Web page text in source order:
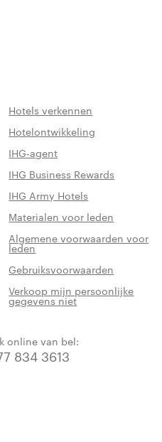
Hotels verkennen
Hotelontwikkeling
IHG-agent
IHG Business Rewards
IHG Army Hotels
Materialen voor leden
Algemene voorwaarden voor
leden
Gebruiksvoorwaarden
Verkoop mijn persoonlijke
gegevens niet
online van bel:
834 3613